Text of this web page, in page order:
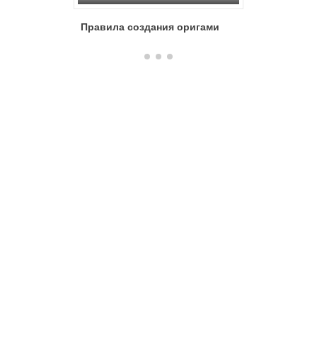
Правила создания оригами